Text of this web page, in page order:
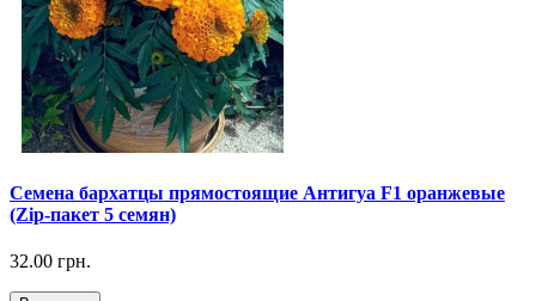
Семена бархатцы прямостоящие Антигуа F1 оранжевые
(Zip-пакет 5 семян)
32.00 грн.